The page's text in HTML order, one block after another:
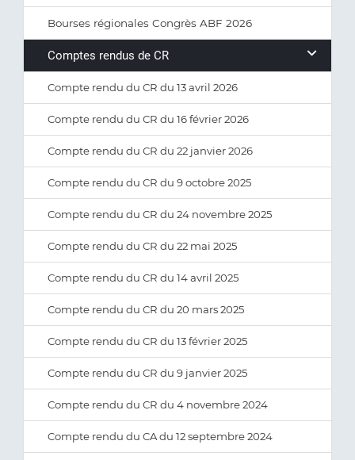
Bourses régionales Congrès ABF 2026
Comptes rendus de CR
Compte rendu du CR du 13 avril 2026
Compte rendu du CR du 16 février 2026
Compte rendu du CR du 22 janvier 2026
Compte rendu du CR du 9 octobre 2025
Compte rendu du CR du 24 novembre 2025
Compte rendu du CR du 22 mai 2025
Compte rendu du CR du 14 avril 2025
Compte rendu du CR du 20 mars 2025
Compte rendu du CR du 13 février 2025
Compte rendu du CR du 9 janvier 2025
Compte rendu du CR du 4 novembre 2024
Compte rendu du CA du 12 septembre 2024